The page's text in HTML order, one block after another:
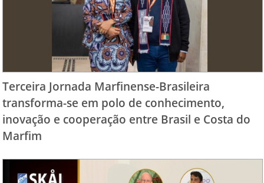
Terceira Jornada Marfinense-Brasileira
transforma-se em polo de conhecimento,
inovação e cooperação entre Brasil e Costa do
Marfim